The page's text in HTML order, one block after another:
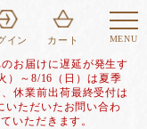
MENU
イン カート
お届けに遅延が発生す
）～8/16（日）は夏季
休業前出荷最終受付は
いただいたお問い合わ
いただきます。